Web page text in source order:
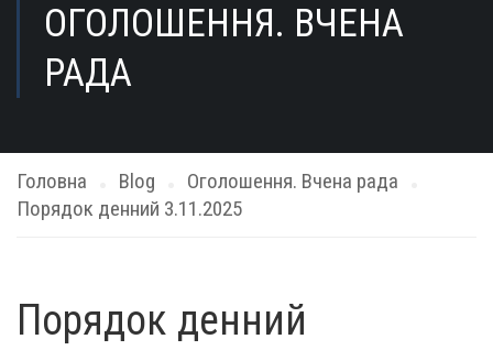
ОГОЛОШЕННЯ. ВЧЕНА
РАДА
Головна Blog
Оголошення. Вчена рада
Порядок денний 3.11.2025
Порядок денний